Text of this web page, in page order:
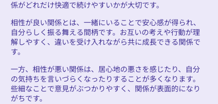
係がどれだけ快適で続けやすいかが大切です。
相性が良い関係とは、一緒にいることで安心感が得られ、
自分らしく振る舞える間柄です。お互いの考えや行動が理
解しやすく、違いを受け入れながら共に成長できる関係で
す。
一方、相性が悪い関係は、居心地の悪さを感じたり、自分
の気持ちを言いづらくなったりすることが多くなります。
些細なことで意見がぶつかりやすく、関係が表面的になり
がちです。